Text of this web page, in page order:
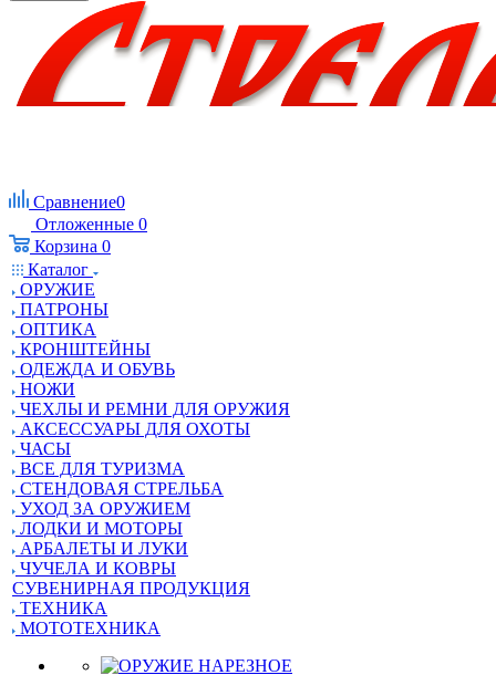
Сравнение0
Отложенные 0
Корзина 0
Каталог
ОРУЖИЕ
ПАТРОНЫ
ОПТИКА
КРОНШТЕЙНЫ
ОДЕЖДА И ОБУВЬ
НОЖИ
ЧЕХЛЫ И РЕМНИ ДЛЯ ОРУЖИЯ
АКСЕССУАРЫ ДЛЯ ОХОТЫ
ЧАСЫ
ВСЕ ДЛЯ ТУРИЗМА
СТЕНДОВАЯ СТРЕЛЬБА
УХОД ЗА ОРУЖИЕМ
ЛОДКИ И МОТОРЫ
АРБАЛЕТЫ И ЛУКИ
ЧУЧЕЛА И КОВРЫ
СУВЕНИРНАЯ ПРОДУКЦИЯ
ТЕХНИКА
МОТОТЕХНИКА